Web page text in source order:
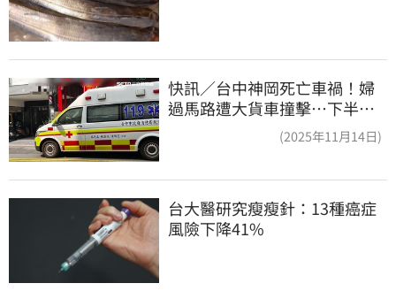
快訊／台中神岡死亡車禍！婦
過馬路遭大貨車撞擊…下半身
(2025年11月14日)
台大醫研究瘦瘦針：13種癌症
風險下降41%